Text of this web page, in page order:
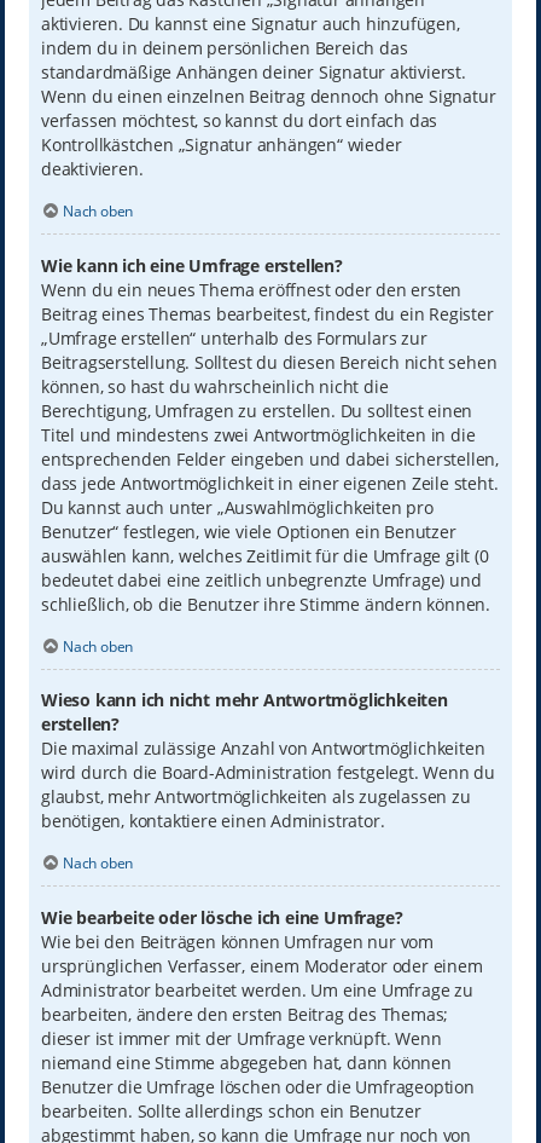
aktivieren. Du kannst eine Signatur auch hinzufügen,
indem du in deinem persönlichen Bereich das
standardmäßige Anhängen deiner Signatur aktivierst.
Wenn du einen einzelnen Beitrag dennoch ohne Signatur
verfassen möchtest, so kannst du dort einfach das
Kontrollkästchen „Signatur anhängen“ wieder
deaktivieren.
Nach oben
Wie kann ich eine Umfrage erstellen?
Wenn du ein neues Thema eröffnest oder den ersten
Beitrag eines Themas bearbeitest, findest du ein Register
„Umfrage erstellen“ unterhalb des Formulars zur
Beitragserstellung. Solltest du diesen Bereich nicht sehen
können, so hast du wahrscheinlich nicht die
Berechtigung, Umfragen zu erstellen. Du solltest einen
Titel und mindestens zwei Antwortmöglichkeiten in die
entsprechenden Felder eingeben und dabei sicherstellen,
dass jede Antwortmöglichkeit in einer eigenen Zeile steht.
Du kannst auch unter „Auswahlmöglichkeiten pro
Benutzer“ festlegen, wie viele Optionen ein Benutzer
auswählen kann, welches Zeitlimit für die Umfrage gilt (0
bedeutet dabei eine zeitlich unbegrenzte Umfrage) und
schließlich, ob die Benutzer ihre Stimme ändern können.
Nach oben
Wieso kann ich nicht mehr Antwortmöglichkeiten
erstellen?
Die maximal zulässige Anzahl von Antwortmöglichkeiten
wird durch die Board-Administration festgelegt. Wenn du
glaubst, mehr Antwortmöglichkeiten als zugelassen zu
benötigen, kontaktiere einen Administrator.
Nach oben
Wie bearbeite oder lösche ich eine Umfrage?
Wie bei den Beiträgen können Umfragen nur vom
ursprünglichen Verfasser, einem Moderator oder einem
Administrator bearbeitet werden. Um eine Umfrage zu
bearbeiten, ändere den ersten Beitrag des Themas;
dieser ist immer mit der Umfrage verknüpft. Wenn
niemand eine Stimme abgegeben hat, dann können
Benutzer die Umfrage löschen oder die Umfrageoption
bearbeiten. Sollte allerdings schon ein Benutzer
abgestimmt haben, so kann die Umfrage nur noch von